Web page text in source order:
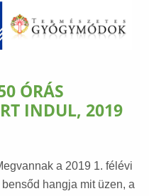
ÓRÁS
INDUL, 2019
a 2019 1. félévi
hangja mit üzen, a